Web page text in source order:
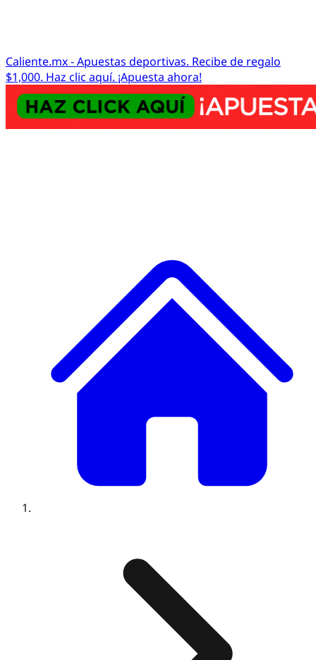
Caliente.mx - Apuestas deportivas. Recibe de regalo
$1,000. Haz clic aquí. ¡Apuesta ahora!